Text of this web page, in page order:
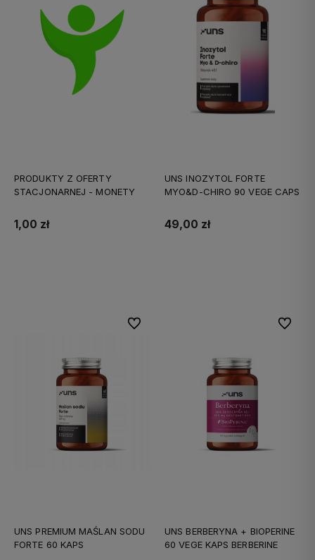
PRODUKTY Z OFERTY
STACJONARNEJ - MONETY
1,00 zł
UNS INOZYTOL FORTE
MYO&D-CHIRO 90 VEGE CAPS
49,00 zł
UNS PREMIUM MAŚLAN SODU
FORTE 60 KAPS
Do ulubionych
UNS BERBERYNA + BIOPERINE
60 VEGE KAPS BERBERINE
Do